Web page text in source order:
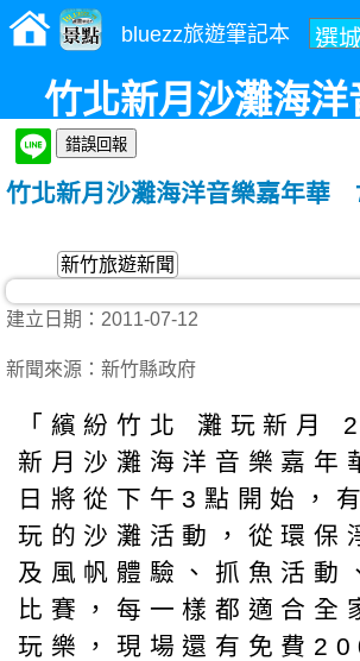
bluezz旅遊筆記本
竹北新月沙灘海洋
竹北新月沙灘海洋音樂嘉年華
新竹旅遊新聞
建立日期：2011-07-12
新聞來源：新竹縣政府
「繽紛竹北 灘玩新月
新月沙灘海洋音樂嘉年
日將從下午3點開始，
玩的沙灘活動，從環保
及風帆體驗、抓魚活動
比賽，每一樣都適合全
玩樂，現場還有免費